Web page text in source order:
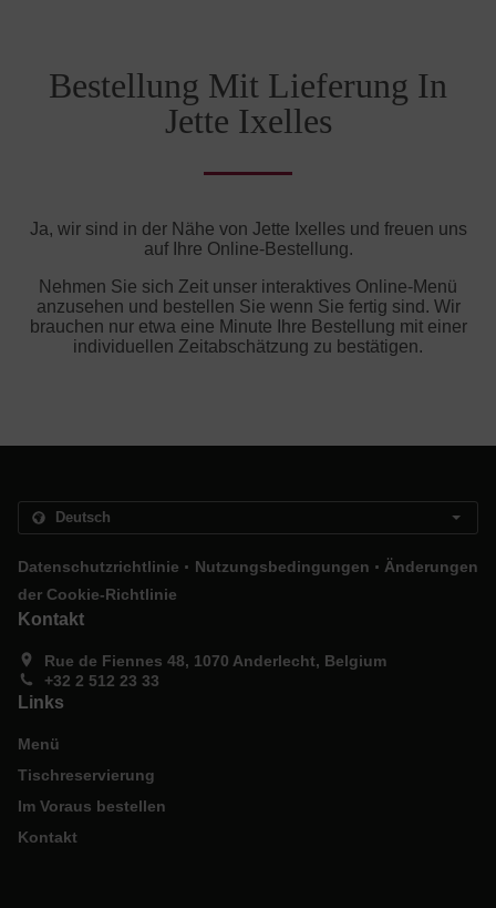
Bestellung Mit Lieferung In
Jette Ixelles
Ja, wir sind in der Nähe von Jette Ixelles und freuen uns
auf Ihre Online-Bestellung.
Nehmen Sie sich Zeit unser interaktives Online-Menü
anzusehen und bestellen Sie wenn Sie fertig sind. Wir
brauchen nur etwa eine Minute Ihre Bestellung mit einer
individuellen Zeitabschätzung zu bestätigen.
Datenschutzrichtlinie . Nutzungsbedingungen . Änderungen
der Cookie-Richtlinie
Kontakt
Rue de Fiennes 48, 1070 Anderlecht, Belgium
+32 2 512 23 33
Links
Menü
Tischreservierung
Im Voraus bestellen
Kontakt